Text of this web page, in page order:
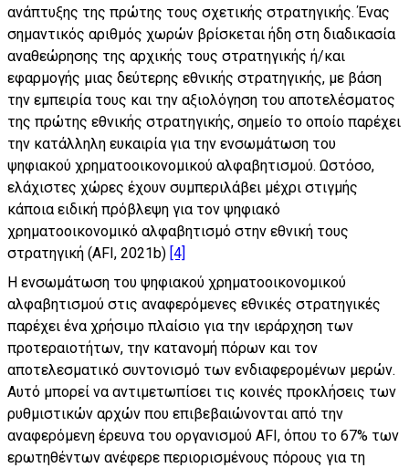
ανάπτυξης της πρώτης τους σχετικής στρατηγικής. Ένας
σημαντικός αριθμός χωρών βρίσκεται ήδη στη διαδικασία
αναθεώρησης της αρχικής τους στρατηγικής ή/και
εφαρμογής μιας δεύτερης εθνικής στρατηγικής, με βάση
την εμπειρία τους και την αξιολόγηση του αποτελέσματος
της πρώτης εθνικής στρατηγικής, σημείο το οποίο παρέχει
την κατάλληλη ευκαιρία για την ενσωμάτωση του
ψηφιακού χρηματοοικονομικού αλφαβητισμού. Ωστόσο,
ελάχιστες χώρες έχουν συμπεριλάβει μέχρι στιγμής
κάποια ειδική πρόβλεψη για τον ψηφιακό
χρηματοοικονομικό αλφαβητισμό στην εθνική τους
στρατηγική (AFI, 2021b) [4]
Η ενσωμάτωση του ψηφιακού χρηματοοικονομικού
αλφαβητισμού στις αναφερόμενες εθνικές στρατηγικές
παρέχει ένα χρήσιμο πλαίσιο για την ιεράρχηση των
προτεραιοτήτων, την κατανομή πόρων και τον
αποτελεσματικό συντονισμό των ενδιαφερομένων μερών.
Αυτό μπορεί να αντιμετωπίσει τις κοινές προκλήσεις των
ρυθμιστικών αρχών που επιβεβαιώνονται από την
αναφερόμενη έρευνα του οργανισμού AFI, όπου το 67% των
ερωτηθέντων ανέφερε περιορισμένους πόρους για τη